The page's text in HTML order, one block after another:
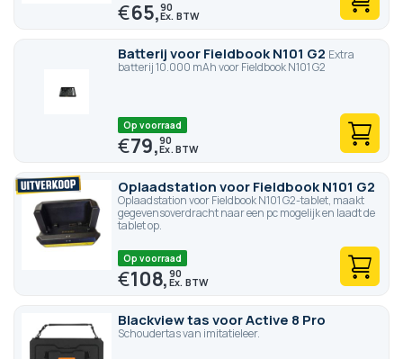
€65,90
Batterij voor Fieldbook N101 G2 Extra
batterij 10.000 mAh voor Fieldbook N101 G2
Op voorraad
€79,90
Oplaadstation voor Fieldbook N101 G2
Oplaadstation voor Fieldbook N101 G2-tablet, maakt
gegevensoverdracht naar een pc mogelijk en laadt de
tablet op.
Op voorraad
€108,90
Blackview tas voor Active 8 Pro
Schoudertas van imitatieleer.